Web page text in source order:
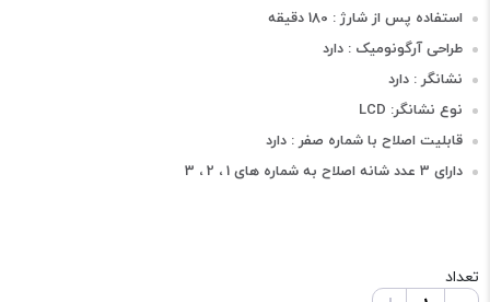
استفاده پس از شارژ : 180 دقیقه
طراحی آرگونومیک : دارد
نشانگر : دارد
نوع نشانگر: LCD
قابلیت اصلاح با شماره صفر : دارد
دارای 3 عدد شانه اصلاح به شماره های 1 ، 2 ، 3
تعداد